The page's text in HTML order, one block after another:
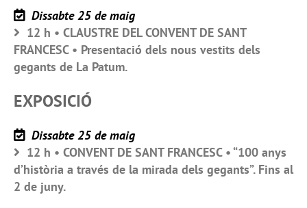
Dissabte 25 de maig
12 h • CLAUSTRE DEL CONVENT DE SANT
FRANCESC • Presentació dels nous vestits dels
gegants de La Patum.
EXPOSICIÓ
Dissabte 25 de maig
12 h • CONVENT DE SANT FRANCESC • “100 anys
d’història a través de la mirada dels gegants”. Fins al
2 de juny.